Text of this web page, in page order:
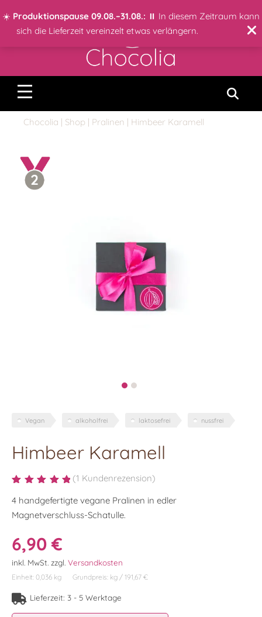
☀️ Produktionspause 09.08.–31.08.: ⏸️ In diesem Zeitraum kann
sich die Lieferzeit vereinzelt etwas verlängern.
Chocolia | Shop | Pralinen | Himbeer Karamell
Vegan alkoholfrei laktosefrei nussfrei
Himbeer Karamell
5.00von 5,
basierend auf
1
(1 Kundenrezension)
4 handgefertigte vegane Pralinen in edler
Magnetverschluss-Schatulle.
6,90€
inkl. MwSt. zzgl. Versandkosten
Einheit: 0,036 kg Grundpreis: kg / 191,67 €
Lieferzeit: 3 - 5 Werktage